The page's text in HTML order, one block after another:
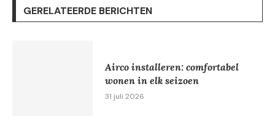
GERELATEERDE BERICHTEN
Airco installeren: comfortabel
wonen in elk seizoen
31 juli 2026